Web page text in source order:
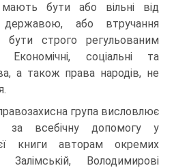
бути або вільні від
державою, або втручання
строго регульованим
Економічні, со­ціальні та
а також права народів, не
група висловлює
за всебічну допомогу у
книги авторам окремих
Залімській, Володимирові